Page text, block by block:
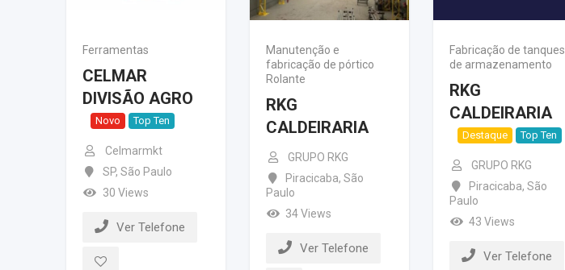
Ferramentas
CELMAR
DIVISÃO AGRO
Novo Top Ten
Celmarmkt
SP, São Paulo
30 Views
Ver Telefone
Manutenção e
fabricação de pórtico
Rolante
RKG
CALDEIRARIA
GRUPO RKG
Piracicaba, São
Paulo
34 Views
Ver Telefone
Fabricação de tanques
de armazenamento
RKG
CALDEIRARIA
Destaque Top Ten
GRUPO RKG
Piracicaba, São
Paulo
43 Views
Ver Telefone